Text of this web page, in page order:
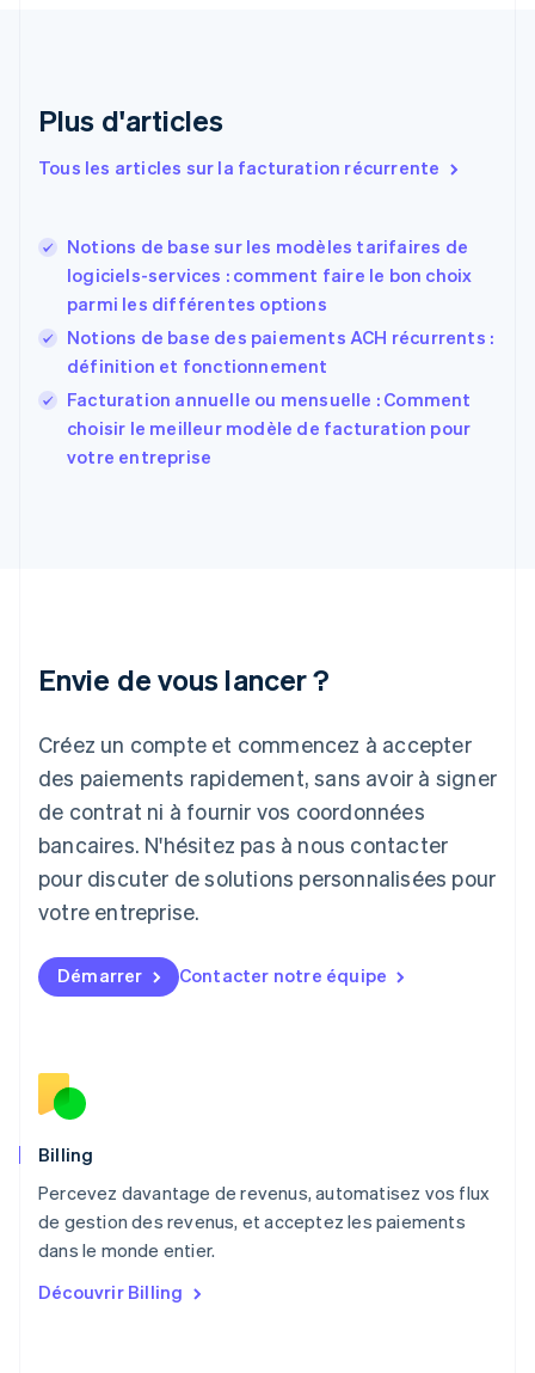
Plus d'articles
Tous les articles sur la facturation récurrente
Notions de base sur les modèles tarifaires de
logiciels-services : comment faire le bon choix
parmi les différentes options
Notions de base des paiements ACH récurrents :
définition et fonctionnement
Facturation annuelle ou mensuelle : Comment
choisir le meilleur modèle de facturation pour
votre entreprise
Envie de vous lancer ?
Créez un compte et commencez à accepter
des paiements rapidement, sans avoir à signer
de contrat ni à fournir vos coordonnées
bancaires. N'hésitez pas à nous contacter
pour discuter de solutions personnalisées pour
votre entreprise.
Démarrer Contacter notre équipe
Billing
Percevez davantage de revenus, automatisez vos flux
de gestion des revenus, et acceptez les paiements
dans le monde entier.
Découvrir Billing
English
Espagne
États-Unis
EnglishEspañol简体中文
Finlande
English Svenska
FrançaisEnglish
Gibraltar
English
Grèce
Japon
Lettonie
English
Liechtenstein
DeutschEnglish
Lituanie
Luxembourg
FrançaisDeutschEnglish
English简体中文
Malte
English
Nouvelle-Zélande
English
NederlandsEnglish
Pologne
English
Português English